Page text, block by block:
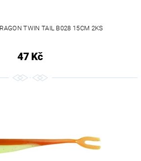
TWIN TAIL B028 15CM 2KS
47 Kč